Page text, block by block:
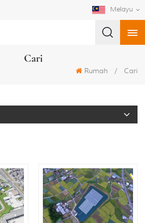
Melayu
Cari
Rumah / Cari